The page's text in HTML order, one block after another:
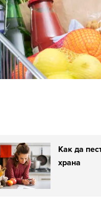
Как да
храна